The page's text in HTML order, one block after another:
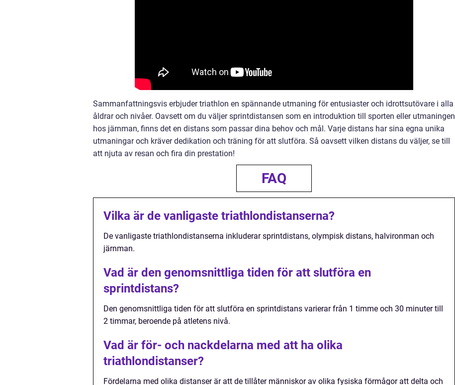
Sammanfattningsvis erbjuder triathlon en spännande utmaning för entusiaster och idrottsutövare i alla
åldrar och nivåer. Oavsett om du väljer sprintdistansen som en introduktion till sporten eller utmaningen
hos järnman, finns det en distans som passar dina behov och mål. Varje distans har sina egna unika
utmaningar och kräver dedikation och träning för att slutföra. Så oavsett vilken distans du väljer, se till
att njuta av resan och fira din prestation!
FAQ
Vilka är de vanligaste triathlondistanserna?
De vanligaste triathlondistanserna inkluderar sprintdistans, olympisk distans, halvironman och
järnman.
Vad är den genomsnittliga tiden för att slutföra en
sprintdistans?
Den genomsnittliga tiden för att slutföra en sprintdistans varierar från 1 timme och 30 minuter till
2 timmar, beroende på atletens nivå.
Vad är för- och nackdelarna med att ha olika
triathlondistanser?
Fördelarna med olika distanser är att de tillåter människor av olika fysiska förmågor att delta och